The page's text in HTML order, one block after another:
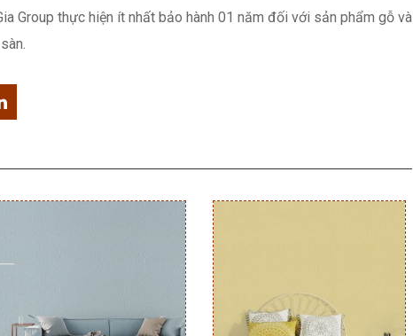
Group thực hiện ít nhất bảo hành 01 năm đối với sản phẩm gỗ và